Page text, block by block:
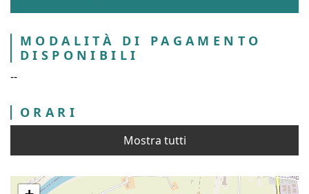
MODALITÀ DI PAGAMENTO
DISPONIBILI
--
ORARI
Mostra tutti